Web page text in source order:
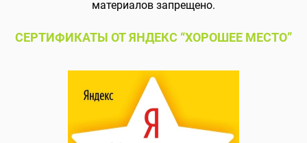
материалов запрещено.
СЕРТИФИКАТЫ ОТ ЯНДЕКС “ХОРОШЕЕ МЕСТО”